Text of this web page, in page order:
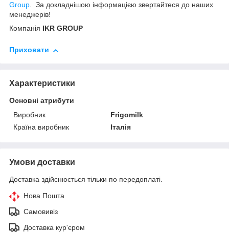
Group. За докладнішою інформацією звертайтеся до наших
менеджерів!
Компанія IKR GROUP
Приховати
Характеристики
Основні атрибути
Виробник
Frigomilk
Країна виробник
Італія
Умови доставки
Доставка здійснюється тільки по передоплаті.
Нова Пошта
Самовивіз
Доставка кур'єром